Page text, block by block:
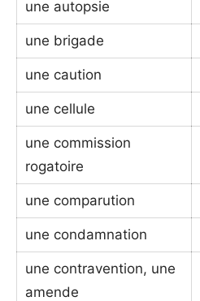
une autopsie
une brigade
une caution
une cellule
une commission
rogatoire
une comparution
une condamnation
une contravention, une
amende